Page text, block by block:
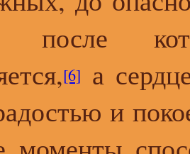
после
[6]
а
и